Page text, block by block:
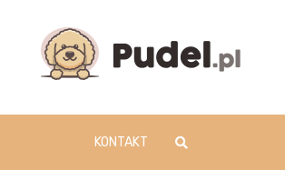
www.pudel.pl
KONTAKT